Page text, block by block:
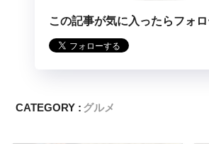
この記事が気に入ったらフォ
CATEGORY : グルメ